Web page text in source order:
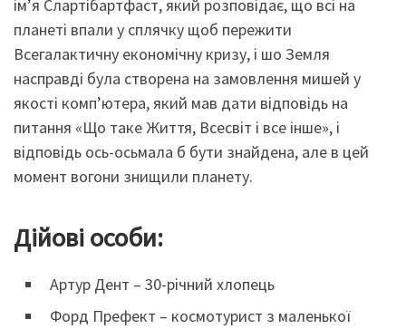
ім’я Слартібартфаст, який розповідає, що всі на
планеті впали у сплячку щоб пережити
Всегалактичну економічну кризу, і шо Земля
насправді була створена на замовлення мишей у
якості комп’ютера, який мав дати відповідь на
питання «Що таке Життя, Всесвіт і все інше», і
відповідь ось-осьмала б бути знайдена, але в цей
момент вогони знищили планету.
Дійові особи:
Артур Дент – 30-річний хлопець
Форд Префект – космотурист з маленької